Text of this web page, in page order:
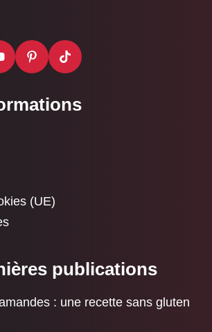
(UE)
publications
: une recette sans gluten